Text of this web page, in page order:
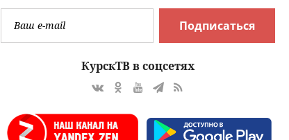
Подписаться
КурскТВ в соцсетях